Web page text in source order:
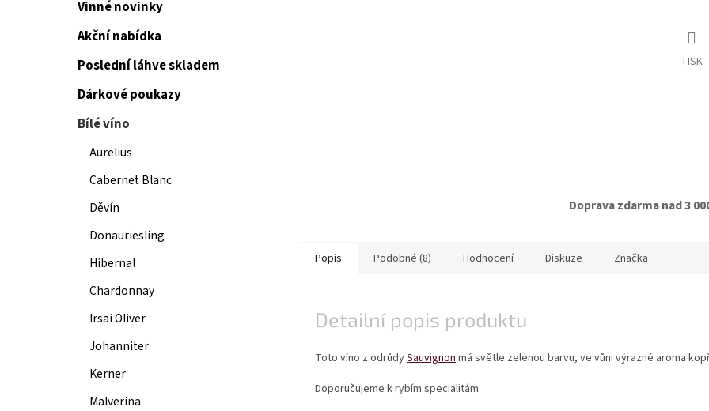
Vinné novinky
Akční nabídka
Poslední láhve skladem
Dárkové poukazy
Bílé víno
Aurelius
Cabernet Blanc
Děvín
Donauriesling
Hibernal
Chardonnay
Irsai Oliver
Johanniter
Kerner
Malverina
TISK
Doprava zdarma nad 3
Popis Podobné (8) Hodnocení Diskuze Značka
Detailní popis produktu
Toto víno z odrůdy Sauvignon má světle zelenou barvu, ve vůni výrazné aroma
Doporučujeme k rybím specialitám.